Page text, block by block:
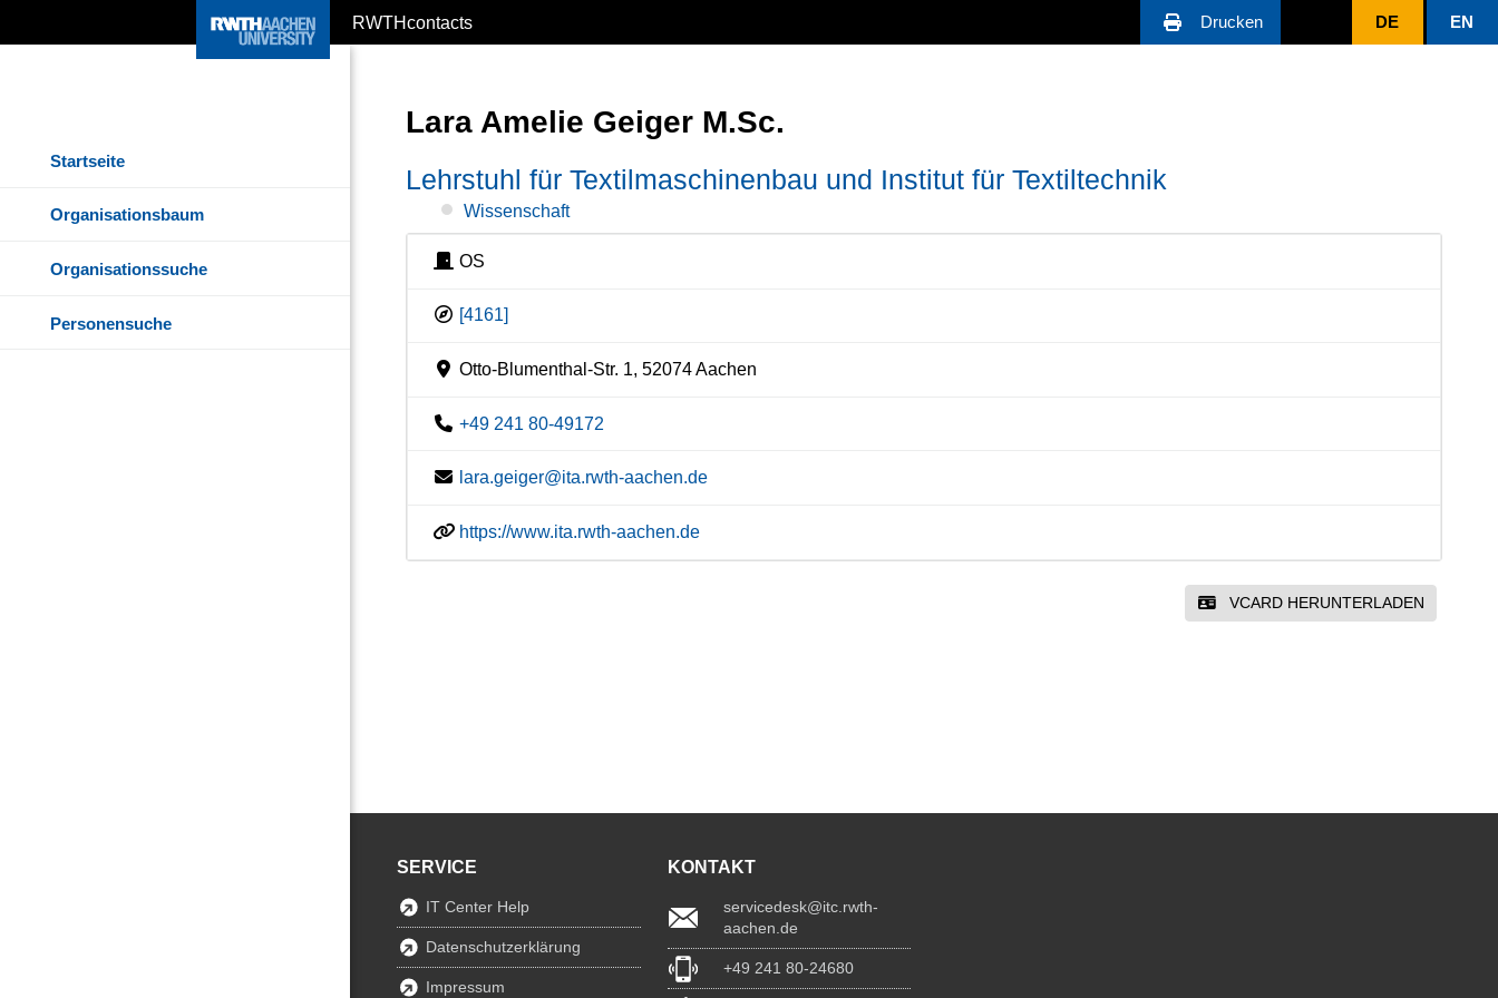
RWTHcontacts Drucken DE EN
Startseite
Organisationsbaum
Organisationssuche
Personensuche
Lara Amelie Geiger M.Sc.
Lehrstuhl für Textilmaschinenbau und Institut für Textiltechnik
Wissenschaft
OS
[4161]
Otto-Blumenthal-Str. 1, 52074 Aachen
+49 241 80-49172
lara.geiger@ita.rwth-aachen.de
https://www.ita.rwth-aachen.de
VCARD HERUNTERLADEN
SERVICE
IT Center Help
Datenschutzerklärung
Impressum
KONTAKT
servicedesk@itc.rwth-
aachen.de
+49 241 80-24680